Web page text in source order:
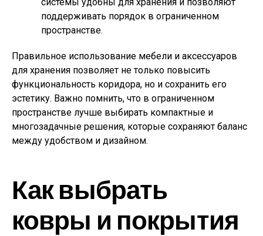
системы удобны для хранения и позволяют
поддерживать порядок в ограниченном
пространстве.
Правильное использование мебели и аксессуаров
для хранения позволяет не только повысить
функциональность коридора, но и сохранить его
эстетику. Важно помнить, что в ограниченном
пространстве лучше выбирать компактные и
многозадачные решения, которые сохраняют баланс
между удобством и дизайном.
Как выбрать
ковры и покрытия